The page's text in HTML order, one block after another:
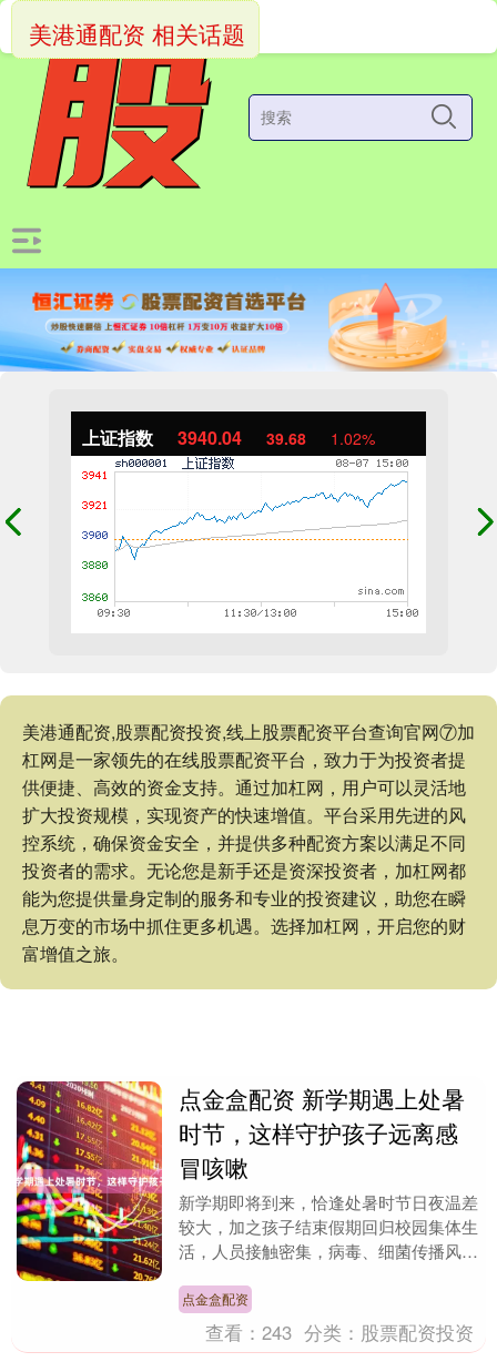
上证指数 3940.04 39.68 1.02%
美港通配资,股票配资投资,线上股票配资平台查询官网⑦加
杠网是一家领先的在线股票配资平台，致力于为投资者提
供便捷、高效的资金支持。通过加杠网，用户可以灵活地
扩大投资规模，实现资产的快速增值。平台采用先进的风
控系统，确保资金安全，并提供多种配资方案以满足不同
投资者的需求。无论您是新手还是资深投资者，加杠网都
能为您提供量身定制的服务和专业的投资建议，助您在瞬
息万变的市场中抓住更多机遇。选择加杠网，开启您的财
富增值之旅。
美港通配资 相关话题
点金盒配资 新学期遇上处暑
时节，这样守护孩子远离感
冒咳嗽
新学期即将到来，恰逢处暑时节日夜温差
较大，加之孩子结束假期回归校园集体生
活，人员接触密集，病毒、细菌传播风险
增多。因此，家长....
点金盒配资
查看：243 分类： 股票配资投资